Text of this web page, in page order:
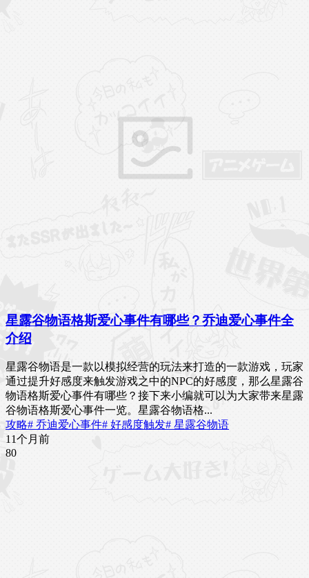
星露谷物语格斯爱心事件有哪些？乔迪爱心事件全
介绍
星露谷物语是一款以模拟经营的玩法来打造的一款游戏，玩家
通过提升好感度来触发游戏之中的NPC的好感度，那么星露谷
物语格斯爱心事件有哪些？接下来小编就可以为大家带来星露
谷物语格斯爱心事件一览。星露谷物语格...
攻略# 乔迪爱心事件# 好感度触发# 星露谷物语
11个月前
80